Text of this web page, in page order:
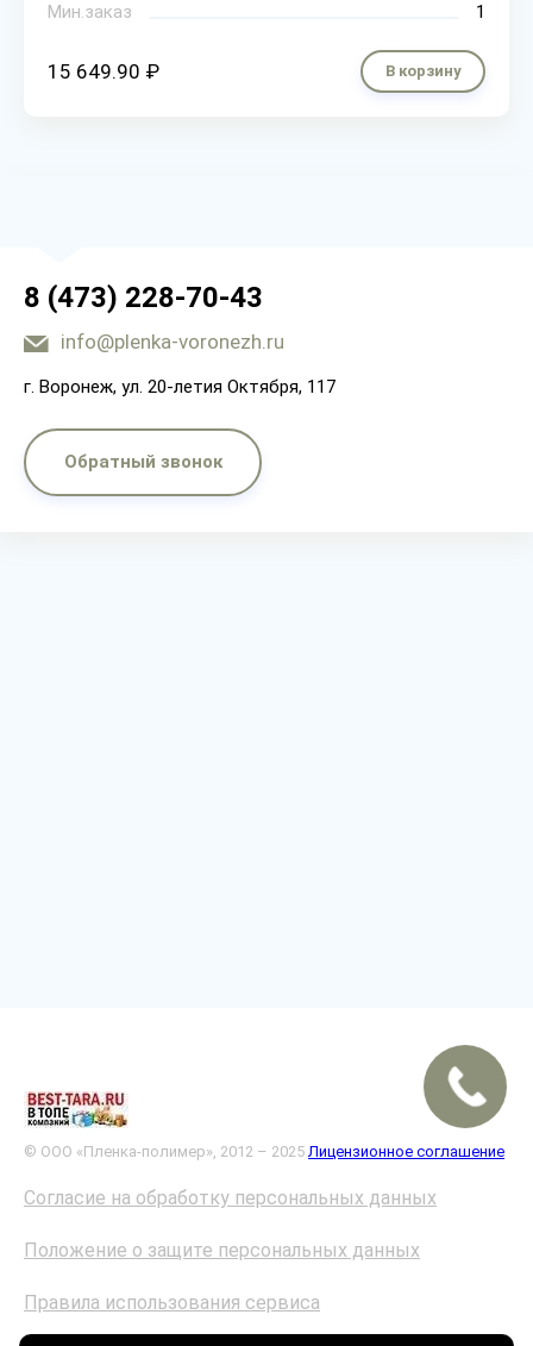
Мин.заказ
1
15 649.90 ₽ В корзину
8 (473) 228-70-43
info@plenka-voronezh.ru
г. Воронеж, ул. 20-летия Октября, 117
Обратный звонок
© ООО «Пленка-полимер», 2012 – 2025 Лицензионное соглашение
Согласие на обработку персональных данных
Положение о защите персональных данных
Правила использования сервиса